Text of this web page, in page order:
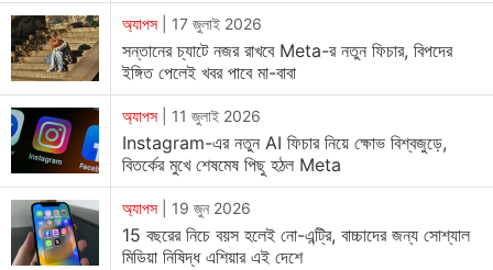
Instagram Repost ফিচার আসলে কী
টুইটার (বর্তমান X)-এর রিটুইট ফিচার থেকে অনুপ্রাণিত হয়ে ইনস্টাগ্রামে
রিপোস্ট ফিচার চালু করেছে মেটা। আপনি এখন পছন্দের রিলস বা ছবি পুনরায়
শেয়ার করতে পারবেন। আপনার প্রোফাইলে একটি আলাদা ট্যাবে সমস্ত রিপোস্ট
করা কনটেন্ট জমা থাকবে। এটি পাবলিক কনটেন্ট হওয়ার ফলে ফলোয়ার থেকে শুরু
করে অন্যান্য ব্যবহারকারীদের ফিডে চলে আসতে পারে। রিপোস্ট করা কনটেন্টে
ইচ্ছামতো লেখা যোগ করার সুবিধাও মিলবে।
ইনস্টাগ্রাম বলেছে, রিপোস্ট করা কনটেন্টটি অরিজিনাল পোস্টে নিয়ে যায়। অর্থাৎ
অ্যাপস 17 জুলাই 2026
সন্তানের চ্যাটে নজর রাখবে Meta-র নতুন ফিচার, বিপদের
ইঙ্গিত পেলেই খবর পাবে মা-বাবা
অ্যাপস 11 জুলাই 2026
Instagram-এর নতুন AI ফিচার নিয়ে ক্ষোভ বিশ্বজুড়ে,
বিতর্কের মুখে শেষমেষ পিছু হঠল Meta
অ্যাপস 19 জুন 2026
15 বছরের নিচে বয়স হলেই নো-এন্ট্রি, বাচ্চাদের জন্য সোশ্যাল
মিডিয়া নিষিদ্ধ এশিয়ার এই দেশে